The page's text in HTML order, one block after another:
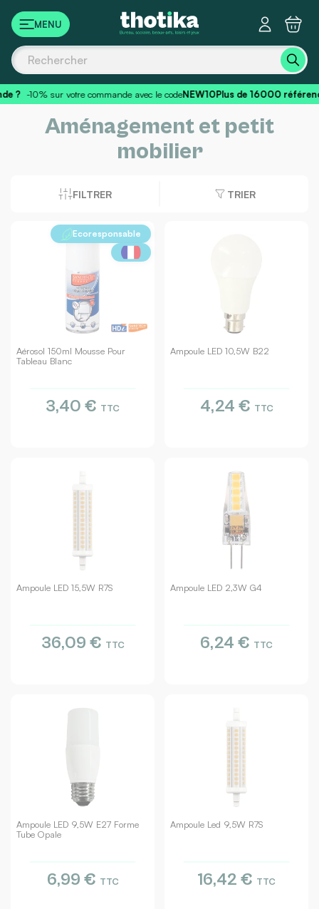
-10% sur votre commande avec le codeNEW10Plus de 16000
Aménagement et petit
mobilier
FILTRER TRIER
Aérosol 150ml Mousse Pour
Tableau Blanc
Ecoresponsable
3,40 € TTC
Ampoule LED 10,5W B22
4,24 € TTC
Ampoule LED 15,5W R7S
36,09 € TTC
Ampoule LED 2,3W G4
6,24 € TTC
Ampoule LED 9,5W E27 Forme
Tube Opale
6,99 € TTC
Ampoule Led 9,5W R7S
16,42 € TTC